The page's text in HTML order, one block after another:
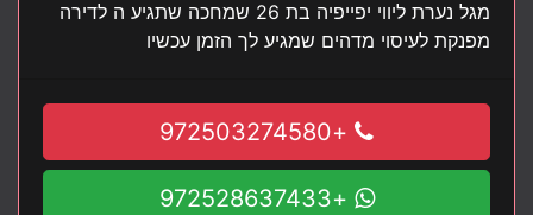
מגל נערת ליווי יפייפיה בת 26 שמחכה שתגיע ה לדירה
מפנקת לעיסוי מדהים שמגיע לך הזמן עכשיו
+972503274580
+972528637433